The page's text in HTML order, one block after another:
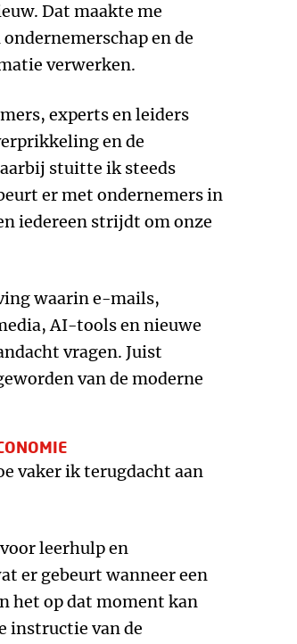
Dat maakte me
en de
verwerken.
experts en leiders
en de
stuitte ik steeds
er met ondernemers in
iedereen strijdt om onze
waarin e-mails,
AI-tools en nieuwe
vragen. Juist
van de moderne
vaker ik terugdacht aan
leerhulp en
er gebeurt wanneer een
het op dat moment kan
instructie van de